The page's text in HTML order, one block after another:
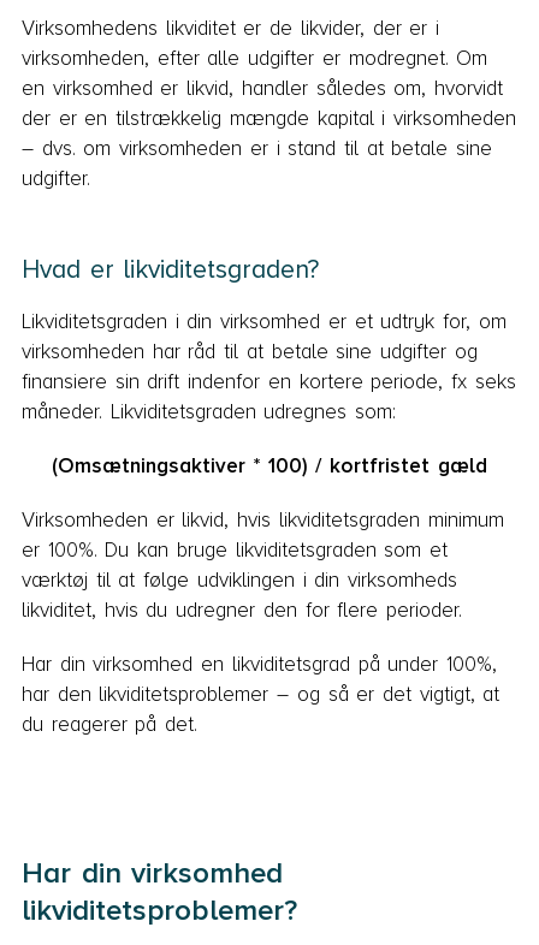
Virksomhedens likviditet er de likvider, der er i
virksomheden, efter alle udgifter er modregnet. Om
en virksomhed er likvid, handler således om, hvorvidt
der er en tilstrækkelig mængde kapital i virksomheden
– dvs. om virksomheden er i stand til at betale sine
udgifter.
Hvad er likviditetsgraden?
Likviditetsgraden i din virksomhed er et udtryk for, om
virksomheden har råd til at betale sine udgifter og
finansiere sin drift indenfor en kortere periode, fx seks
måneder. Likviditetsgraden udregnes som:
(Omsætningsaktiver * 100) / kortfristet gæld
Virksomheden er likvid, hvis likviditetsgraden minimum
er 100%. Du kan bruge likviditetsgraden som et
værktøj til at følge udviklingen i din virksomheds
likviditet, hvis du udregner den for flere perioder.
Har din virksomhed en likviditetsgrad på under 100%,
har den likviditetsproblemer – og så er det vigtigt, at
du reagerer på det.
Har din virksomhed
likviditetsproblemer?